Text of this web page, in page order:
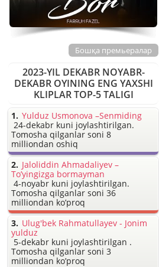
Бошқа премьералар
2023-YIL DEKABR NOYABR-
DEKABR OYINING ENG YAXSHI
KLIPLAR TOP-5 TALIGI
Yulduz Usmonova –Senmiding
24-dekabr kuni joylashtirilgan.
Tomosha qilganlar soni 8
milliondan oshiq
Jaloliddin Ahmadaliyev –
To’yingizga bormayman
4-noyabr kuni joylashtirilgan.
Tomosha qilganlar soni 36
milliondan ko’proq
Ulug'bek Rahmatullayev - Jonim
yulduz
5-dekabr kuni joylashtirilgan .
Tomosha qilganlar soni 3
milliondan ko’proq